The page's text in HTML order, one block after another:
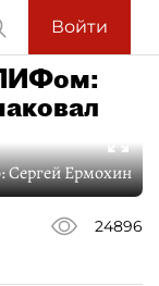
Войти
Сергей Ермохин
24896